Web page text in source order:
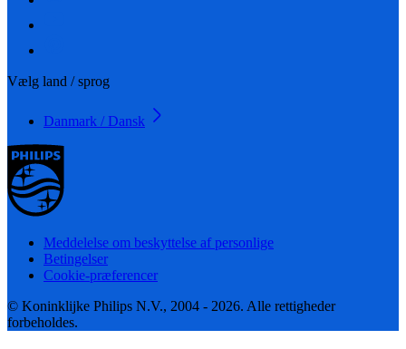
Vælg land / sprog
Danmark / Dansk
Meddelelse om beskyttelse af personlige
Betingelser
Cookie-præferencer
© Koninklijke Philips N.V., 2004 - 2026. Alle rettigheder
forbeholdes.